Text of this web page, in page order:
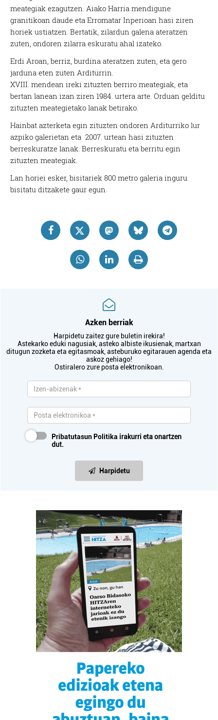
meategiak ezagutzen. Aiako Harria mendigune
granitikoan daude eta Erromatar Inperioan hasi ziren
horiek ustiatzen. Bertatik, zilardun galena ateratzen
zuten, ondoren zilarra eskuratu ahal izateko.
Erdi Aroan, berriz, burdina ateratzen zuten, eta gero
jarduna eten zuten Arditurrin.
XVIII. mendean ireki zituzten berriro meategiak, eta
bertan lanean izan ziren 1984. urtera arte. Orduan gelditu
zituzten meategietako lanak betirako.
Hainbat azterketa egin zituzten ondoren Arditurriko lur
azpiko galerietan eta 2007. urtean hasi zituzten
berreskuratze lanak. Berreskuratu eta berritu egin
zituzten meategiak.
Lan horiei esker, bisitariek 800 metro galeria inguru
bisitatu ditzakete gaur egun.
Azken berriak
Harpidetu zaitez gure buletin irekira!
Astekarko eduki nagusiak, asteko albiste ikusienak, martxan
ditugun zozketa eta egitasmoak, asteburuko egitarauen agenda eta
askoz gehiago!
Ostiralero zure posta elektronikoan.
Pribatutasun Politika irakurri eta onartzen
dut.
Harpidetu